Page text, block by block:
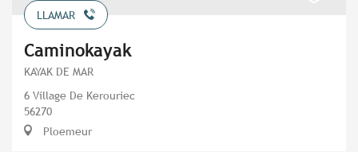
LLAMAR
Caminokayak
KAYAK DE MAR
6 Village De Kerouriec
56270
Ploemeur